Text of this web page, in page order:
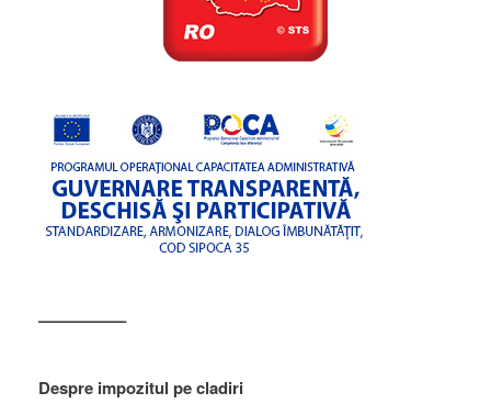
––––––––––
Despre impozitul pe cladiri